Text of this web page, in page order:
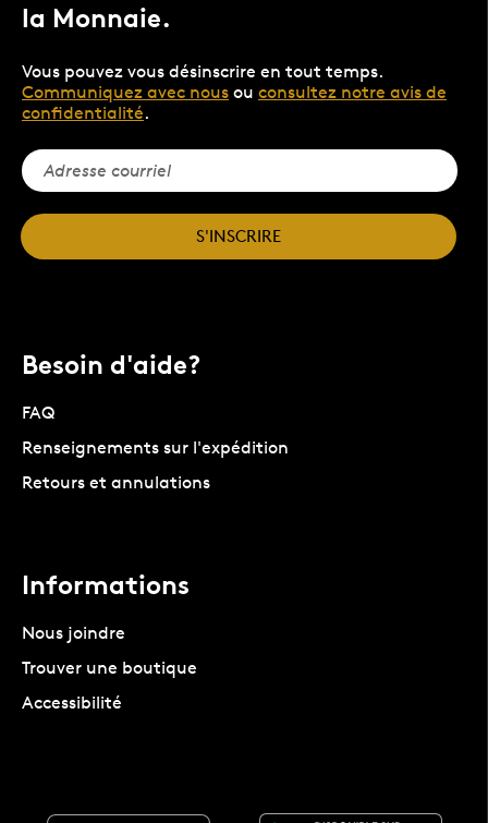
la Monnaie.
Vous pouvez vous désinscrire en tout temps.
Communiquez avec nous ou consultez notre avis de
confidentialité.
S'INSCRIRE
Besoin d'aide?
FAQ
Renseignements sur l'expédition
Retours et annulations
Informations
Nous joindre
Trouver une boutique
Accessibilité